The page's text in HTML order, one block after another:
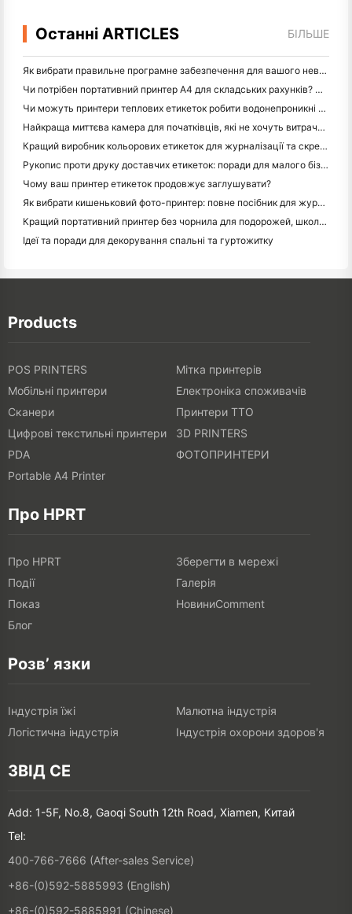
Останні ARTICLES БІЛЬШЕ
Як вибрати правильне програмне забезпечення для вашого невеликого або середнього ресторану
Чи потрібен портативний принтер A4 для складських рахунків? Що дійсно працює
Чи можуть принтери теплових етикеток робити водонепроникні етикетки для продуктів малого бізнесу?
Найкраща миттєва камера для початківців, які не хочуть витрачати папір
Кращий виробник кольорових етикеток для журналізації та скрепбукінгу: додайте більше кольору на кожну сторінку
Рукопис проти друку доставчих етикеток: поради для малого бізнесу в 2026 році
Чому ваш принтер етикеток продовжує заглушувати?
Як вибрати кишеньковий фото-принтер: повне посібник для журналістів, подорожей та користувачів iPhone
Кращий портативний принтер без чорнила для подорожей, школи та мобільної роботи: огляд Hanin MT620 Pro
Ідеї та поради для декорування спальні та гуртожитку
Products
POS PRINTERS
Мітка принтерів
Мобільні принтери
Електроніка споживачів
Сканери
Принтери TTO
Цифрові текстильні принтери
3D PRINTERS
PDA
ФОТОПРИНТЕРИ
Portable A4 Printer
Про HPRT
Про HPRT
Зберегти в мережі
Події
Галерія
Показ
НовиниComment
Блог
Розв’ язки
Індустрія їжі
Малютна індустрія
Логістична індустрія
Індустрія охорони здоров'я
ЗВІД СЕ
Add: 1-5F, No.8, Gaoqi South 12th Road, Xiamen, Китай
Tel:
400-766-7666 (After-sales Service)
+86-(0)592-5885993 (English)
+86-(0)592-5885991 (Chinese)